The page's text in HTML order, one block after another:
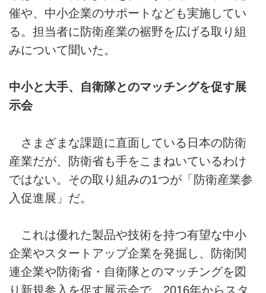
催や、中小企業のサポートなども実施してい
る。担当者に防衛産業の裾野を広げる取り組
みについて聞いた。
中小と大手、自衛隊とのマッチングを促す展
示会
さまざまな課題に直面している日本の防衛
産業だが、防衛省も手をこまねいているわけ
ではない。その取り組みの1つが「防衛産業参
入促進展」だ。
これは優れた製品や技術を持つ有望な中小
企業やスタートアップ企業を発掘し、防衛関
連企業や防衛省・自衛隊とのマッチングを図
り新規参入を促す展示会で、2016年からスタ